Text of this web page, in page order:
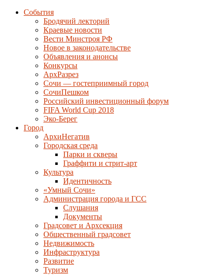
События
Бродячий лекторий
Краевые новости
Вести Минстроя РФ
Новое в законодательстве
Объявления и анонсы
Конкурсы
АрхРазрез
Сочи — гостеприимный город
СочиПешком
Российский инвестиционный форум
FIFA World Cup 2018
Эко-Берег
Город
АрхиНегатив
Городская среда
Парки и скверы
Граффити и стрит-арт
Культура
Идентичность
«Умный Сочи»
Администрация города и ГСС
Слушания
Документы
Градсовет и Архсекция
Общественный градсовет
Недвижимость
Инфраструктура
Развитие
Туризм